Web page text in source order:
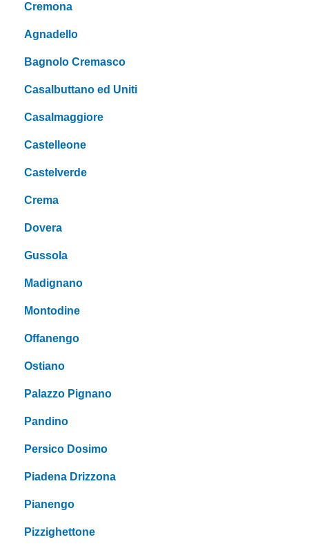
Cremona
Agnadello
Bagnolo Cremasco
Casalbuttano ed Uniti
Casalmaggiore
Castelleone
Castelverde
Crema
Dovera
Gussola
Madignano
Montodine
Offanengo
Ostiano
Palazzo Pignano
Pandino
Persico Dosimo
Piadena Drizzona
Pianengo
Pizzighettone